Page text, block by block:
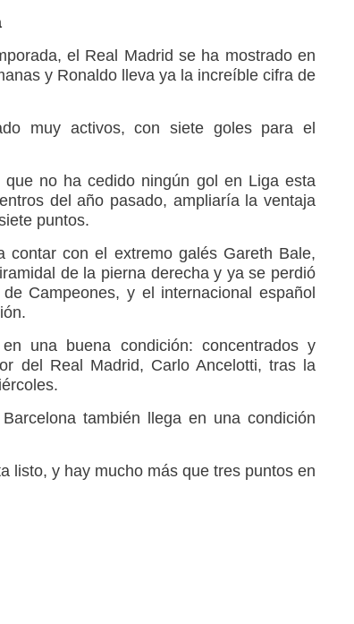
el Real Madrid se ha mostrado en
y Ronaldo lleva ya la increíble cifra de
muy activos, con siete goles para el
no ha cedido ningún gol en Liga esta
del año pasado, ampliaría la ventaja
puntos.
contar con el extremo galés Gareth Bale,
de la pierna derecha y ya se perdió
Campeones, y el internacional español
una buena condición: concentrados y
del Real Madrid, Carlo Ancelotti, tras la
también llega en una condición
listo, y hay mucho más que tres puntos en